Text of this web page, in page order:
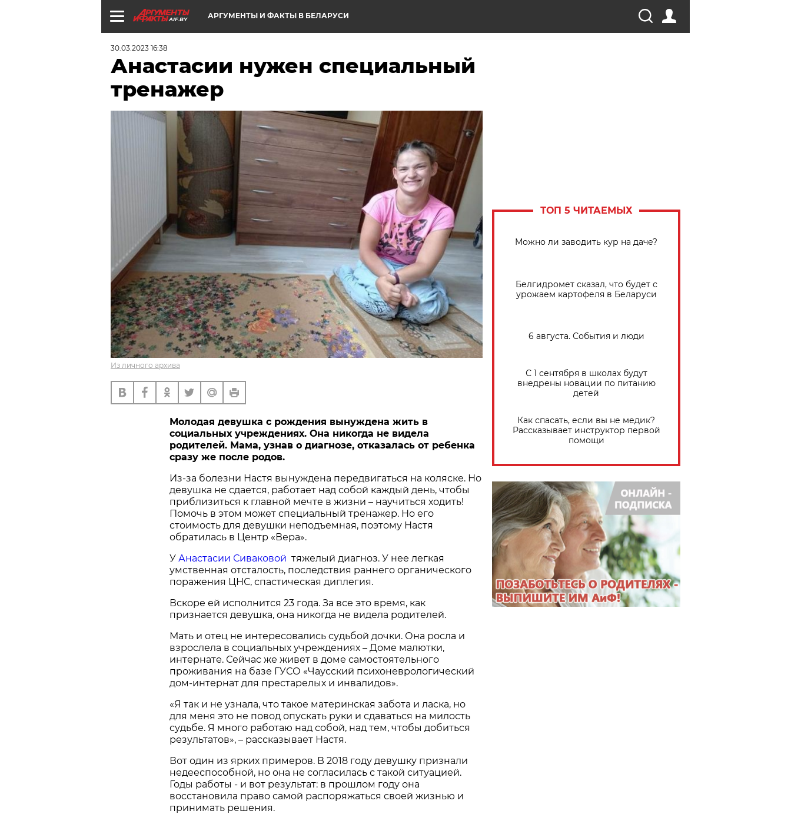
AIF.BY АРГУМЕНТЫ И ФАКТЫ В БЕЛАРУСИ
30.03.2023 16:38
Анастасии нужен специальный
тренажер
Из личного архива
Молодая девушка с рождения вынуждена жить в
социальных учреждениях. Она никогда не видела
родителей. Мама, узнав о диагнозе, отказалась от ребенка
сразу же после родов.
Из-за болезни Настя вынуждена передвигаться на коляске. Но
девушка не сдается, работает над собой каждый день, чтобы
приблизиться к главной мечте в жизни – научиться ходить!
Помочь в этом может специальный тренажер. Но его
стоимость для девушки неподъемная, поэтому Настя
обратилась в Центр «Вера».
У Анастасии Сиваковой тяжелый диагноз. У нее легкая
умственная отсталость, последствия раннего органического
поражения ЦНС, спастическая диплегия.
Вскоре ей исполнится 23 года. За все это время, как
признается девушка, она никогда не видела родителей.
Мать и отец не интересовались судьбой дочки. Она росла и
взрослела в социальных учреждениях – Доме малютки,
интернате. Сейчас же живет в доме самостоятельного
проживания на базе ГУСО «Чаусский психоневрологический
дом-интернат для престарелых и инвалидов».
«Я так и не узнала, что такое материнская забота и ласка, но
для меня это не повод опускать руки и сдаваться на милость
судьбе. Я много работаю над собой, над тем, чтобы добиться
результатов», – рассказывает Настя.
Вот один из ярких примеров. В 2018 году девушку признали
недееспособной, но она не согласилась с такой ситуацией.
Годы работы - и вот результат: в прошлом году она
восстановила право самой распоряжаться своей жизнью и
принимать решения.
ТОП 5 ЧИТАЕМЫХ
Можно ли заводить кур на даче?
Белгидромет сказал, что будет с
урожаем картофеля в Беларуси
6 августа. События и люди
С 1 сентября в школах будут
внедрены новации по питанию
детей
Как спасать, если вы не медик?
Рассказывает инструктор первой
помощи